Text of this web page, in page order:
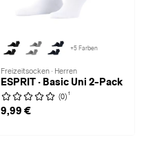
+5 Farben
Freizeitsocken · Herren
ESPRIT · Basic Uni 2-Pack
(0) 1
9,99 €